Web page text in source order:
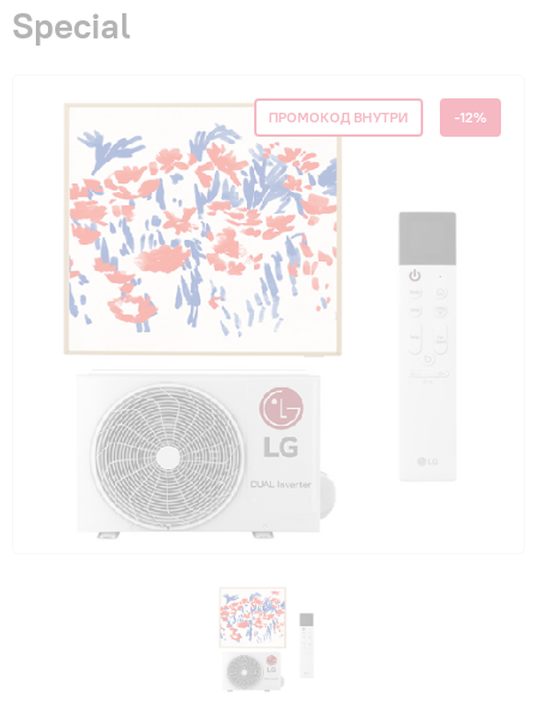
Гарантия и сервис
Монтаж
Контакты
Акции
Special
ПРОМОКОД ВНУТРИ -12%